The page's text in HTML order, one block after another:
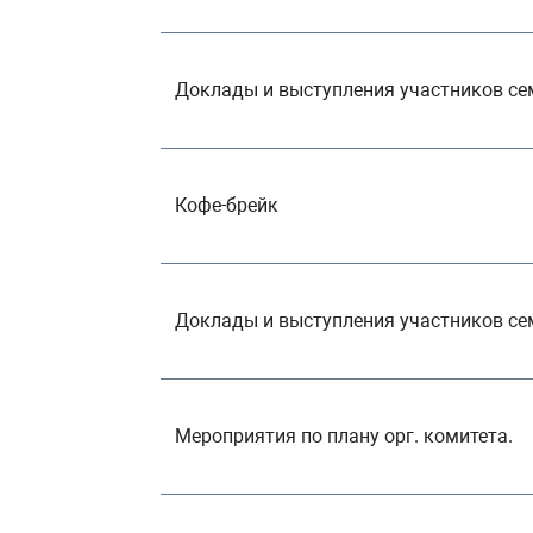
Доклады и выступления участников
Кофе-брейк
Доклады и выступления участников
Мероприятия по плану орг. комитета.